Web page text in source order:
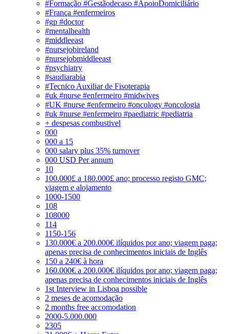
#Formação #Gestãodecaso #ApoioDomiciliário
#França #enfermeiros
#gp #doctor
#mentalhealth
#middleeast
#nursejobireland
#nursejobmiddleeast
#psychiatry
#saudiarabia
#Tecnico Auxiliar de Fisoterapia
#uk #nurse #enfermeiro #midwives
#UK #nurse #enfermeiro #oncology #oncologia
#uk #nurse #enfermeiro #paediatric #pediatria
+ despesas combustivel
000
000 a 15
000 salary plus 35% turnover
000 USD Per annum
10
100.000£ a 180.000£ ano; processo registo GMC;
viagem e alojamento
1000-1500
108
108000
114
1150-156
130.000€ a 200.000€ ilíquidos por ano; viagem paga;
apenas precisa de conhecimentos iniciais de Inglês
150 a 240€ à hora
160.000€ a 200.000€ ilíquidos por ano; viagem paga;
apenas precisa de conhecimentos iniciais de Inglês
1st Interview in Lisboa possible
2 meses de acomodação
2 months free accomodation
2000-5.000.000
2305